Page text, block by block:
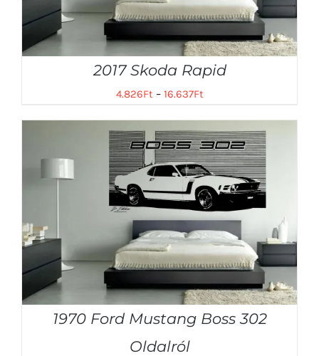
2017 Skoda Rapid
4.826Ft– 16.637Ft
1970 Ford Mustang Boss 302
Oldalról